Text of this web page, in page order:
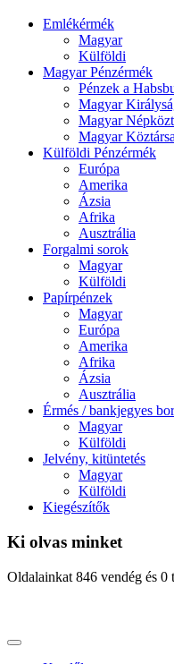
Emlékérmék
Magyar
Külföldi
Magyar Pénzérmék
Pénzek a
Magyar
Magyar
Magyar
Külföldi Pénzérmék
Európa
Amerika
Ázsia
Afrika
Ausztrália
Forgalmi sorok
Magyar
Külföldi
Papírpénzek
Magyar
Európa
Amerika
Afrika
Ázsia
Ausztrália
Érmés / bankjegyes
Magyar
Külföldi
Jelvény, kitüntetés
Magyar
Külföldi
Kiegészítők
Ki olvas minket
Oldalainkat 846 vendég és 0